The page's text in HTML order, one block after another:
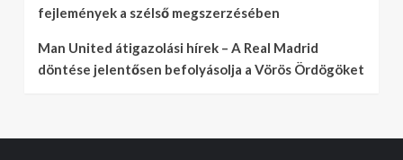
fejlemények a szélső megszerzésében
Man United átigazolási hírek – A Real Madrid
döntése jelentősen befolyásolja a Vörös Ördögöket